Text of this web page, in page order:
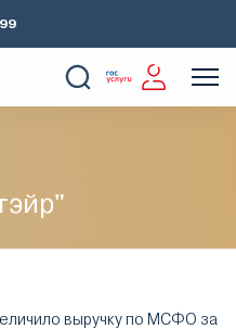
выручку по МСФО за